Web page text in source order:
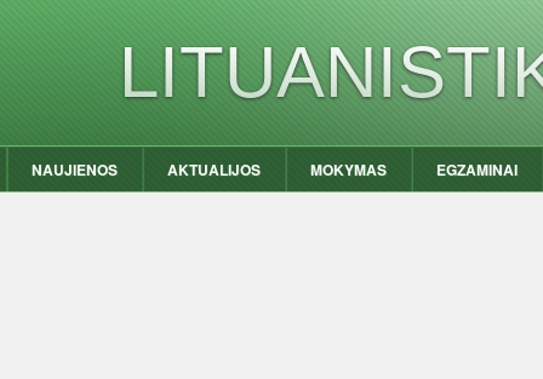
NAUJIENOS AKTUALIJOS MOKYMAS EGZAMINAI